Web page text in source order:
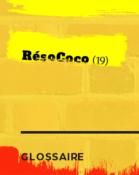
RésoCoco(19)
GLOSSAIRE